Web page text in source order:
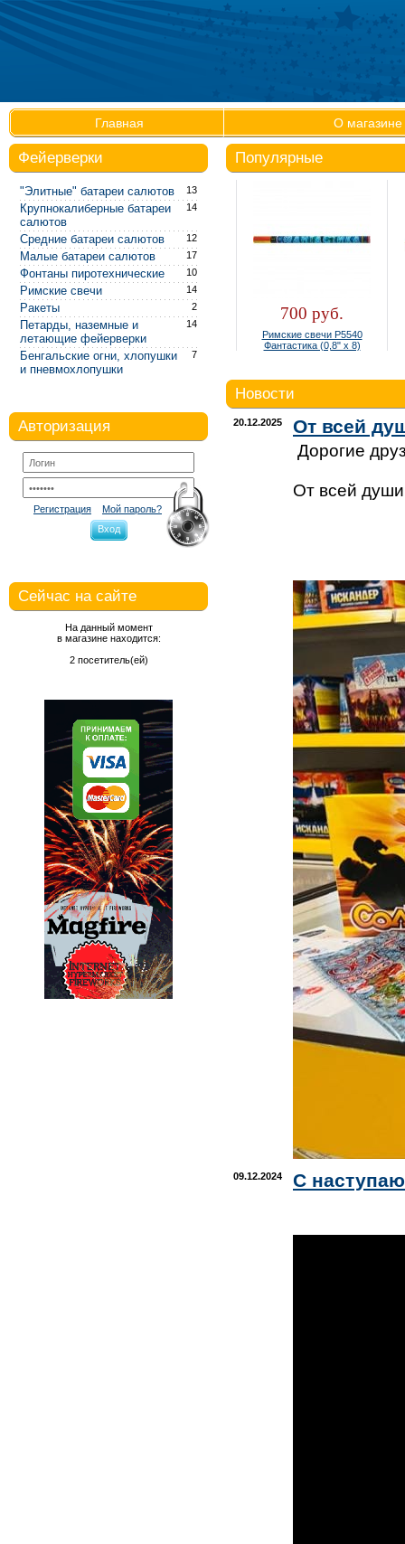
Главная О магазине
Фейерверки
13
"Элитные" батареи салютов
14
Крупнокалиберные батареи
салютов
12
Средние батареи салютов
17
Малые батареи салютов
10
Фонтаны пиротехнические
14
Римские свечи
2
Ракеты
14
Петарды, наземные и
летающие фейерверки
7
Бенгальские огни, хлопушки
и пневмохлопушки
Авторизация
Регистрация
Мой пароль?
Вход
Сейчас на сайте
На данный момент
в магазине находится:
2 посетитель(ей)
Популярные
300 руб.
Фонтан настольный Р4810
(упаковка 4 шт.)
700 руб.
Римские свечи Р5540
Фантастика (0,8" х 8)
Новости
20.12.2025 От всей
Дорогие
От всей
09.12.2024 С